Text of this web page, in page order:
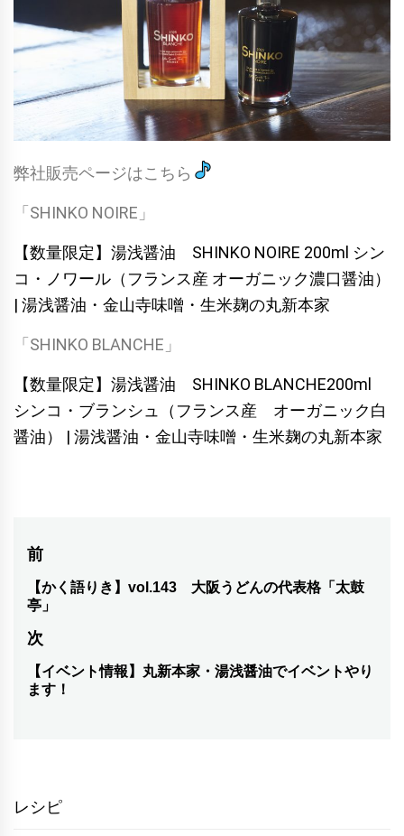
弊社販売ページはこちら
「SHINKO NOIRE」
【数量限定】湯浅醤油 SHINKO NOIRE 200ml シン
コ・ノワール（フランス産 オーガニック濃口醤油）
| 湯浅醤油・金山寺味噌・生米麹の丸新本家
「SHINKO BLANCHE」
【数量限定】湯浅醤油 SHINKO BLANCHE200ml
シンコ・ブランシュ（フランス産 オーガニック白
醤油） | 湯浅醤油・金山寺味噌・生米麹の丸新本家
投
稿
ビ
ゲ
ン
前
前
の
投
稿:
【かく語りき】vol.143 大阪うどんの代表格「太鼓
亭」
次
次
の
【イベント情報】丸新本家・湯浅醤油でイベントやり
ます！
レシピ